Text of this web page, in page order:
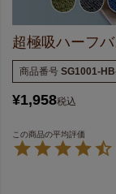
超極吸ハーフ
商品番号 SG1001-
¥1,958税込